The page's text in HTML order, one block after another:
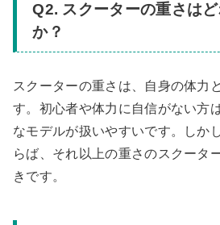
Q2. スクーターの重さは
か？
スクーターの重さは、自身の体力
す。初心者や体力に自信がない方
なモデルが扱いやすいです。しか
らば、それ以上の重さのスクータ
きです。